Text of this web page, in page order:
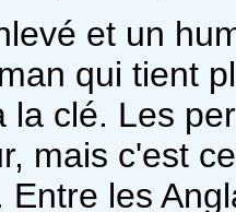
et un
qui tient
la clé. Les
mais c'est
Entre les